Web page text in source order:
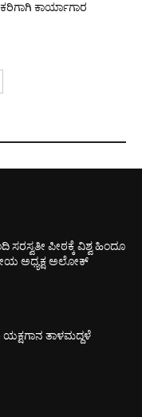
ಕಾರ್ಯಾಗಾರ
ಸರಸ್ವತೀ ಪೀಠಕ್ಕೆ ವಿಶ್ವ ಹಿಂದೂ
ಅಧ್ಯಕ್ಷ ಅಲೋಕ್
ತಾಳಮದ್ದಳೆ